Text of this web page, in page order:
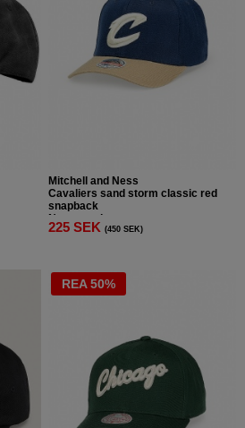
Mitchell and Ness
Cavaliers sand storm classic red
snapback
Navy sand
225 SEK (450 SEK)
REA 50%